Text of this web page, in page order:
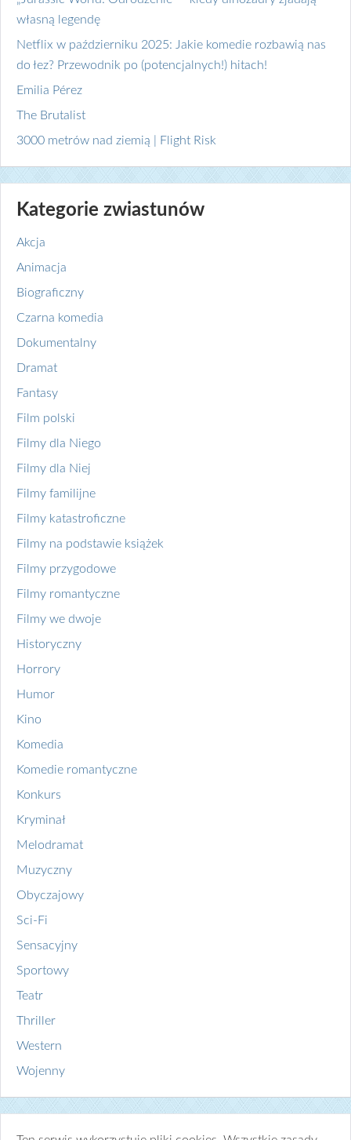
własną legendę
Netflix w październiku 2025: Jakie komedie rozbawią nas
do łez? Przewodnik po (potencjalnych!) hitach!
Emilia Pérez
The Brutalist
3000 metrów nad ziemią | Flight Risk
Kategorie zwiastunów
Akcja
Animacja
Biograficzny
Czarna komedia
Dokumentalny
Dramat
Fantasy
Film polski
Filmy dla Niego
Filmy dla Niej
Filmy familijne
Filmy katastroficzne
Filmy na podstawie książek
Filmy przygodowe
Filmy romantyczne
Filmy we dwoje
Historyczny
Horrory
Humor
Kino
Komedia
Komedie romantyczne
Konkurs
Kryminał
Melodramat
Muzyczny
Obyczajowy
Sci-Fi
Sensacyjny
Sportowy
Teatr
Thriller
Western
Wojenny